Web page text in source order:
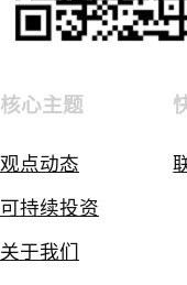
核心主题
观点动态
可持续投资
关于我们